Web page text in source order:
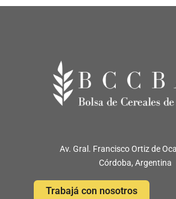
Av. Gral. Francisco Ortiz de
Córdoba, Argentina
Trabajá con nosotros